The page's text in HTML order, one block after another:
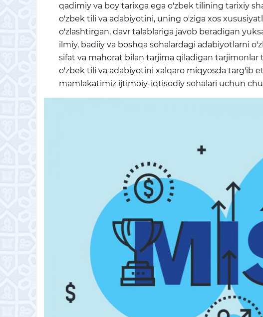
qadimiy va boy tarixga ega o'zbek tilining tarixiy
o'zbek tili va adabiyotini, uning o'ziga xos
o'zlashtirgan, davr talablariga javob beradigan
ilmiy, badiiy va boshqa sohalardagi adabiyotlarni
sifat va mahorat bilan tarjima qiladigan tarjimonlar
o'zbek tili va adabiyotini xalqaro miqyosda targ'ib
mamlakatimiz ijtimoiy-iqtisodiy sohalari uchun